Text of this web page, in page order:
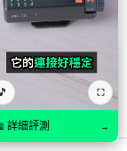
搜尋」晶片，
皮秒（即
🎵 ⛶
詳細評測 →